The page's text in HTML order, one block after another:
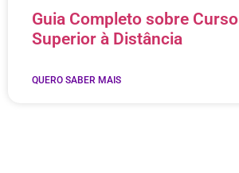
Guia Completo sobre Curso
Superior à Distância
QUERO SABER MAIS